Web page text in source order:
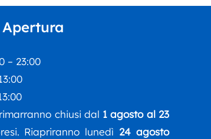
Orpheus
– 23:00
chiusi dal 1 agosto al 23
Riapriranno lunedì 24 agosto